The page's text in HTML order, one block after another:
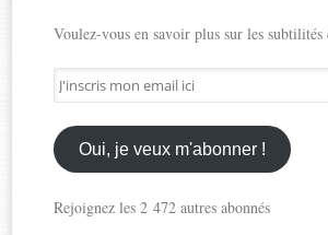
Voulez-vous en savoir plus sur les
J'inscris
mon
email
ici
Oui, je veux m'abonner !
Rejoignez les 2 472 autres abonnés